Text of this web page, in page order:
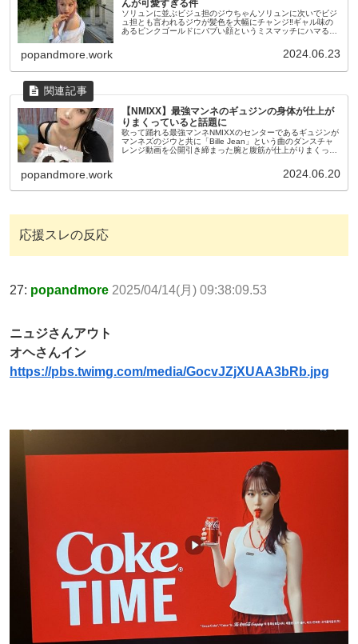
んが可愛すぎる件
ソリュンに並ぶビジュ担のジウちゃんソリュンに次いでビジ
ュ担とも言われるジウが髪色を大幅にチャンジ‼ギャル味の
あるピンクゴールドにバブい顔というミスマッチにハマるフ
popandmore.work 2024.06.23
【NMIXX】最強マンネのギュジンの身体が仕上が
りまくっていると話題に
歌って踊れる最強マンネNMIXXのセンターであるギュジンが
マンネズのジウと共に「Bille Jean」という曲のダンスチャ
レンジ動画を公開引き締まった腕と腹筋が仕上がりまくって
popandmore.work 2024.06.20
応援スレの反応
27: popandmore 2025/04/14(月) 09:38:09.53
ニュジさんアウト
オヘさんイン
https://pbs.twimg.com/media/GocvJZjXUAA3bRb.jpg